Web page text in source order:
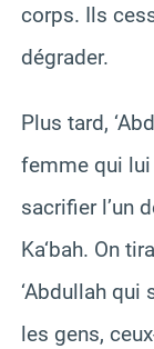
corps. Ils
dégrader.
Plus tard,
femme qui
sacrifier l’un
Ka‘bah. On
‘Abdullah
les gens,